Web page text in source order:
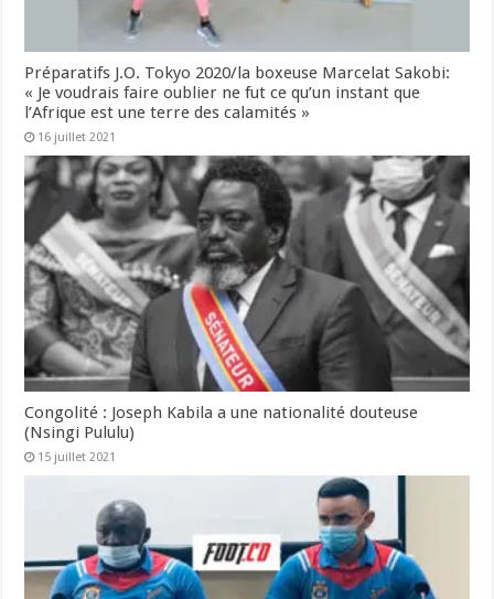
Préparatifs J.O. Tokyo 2020/la boxeuse Marcelat Sakobi:
« Je voudrais faire oublier ne fut ce qu’un instant que
l’Afrique est une terre des calamités »
16 juillet 2021
Congolité : Joseph Kabila a une nationalité douteuse
(Nsingi Pululu)
15 juillet 2021